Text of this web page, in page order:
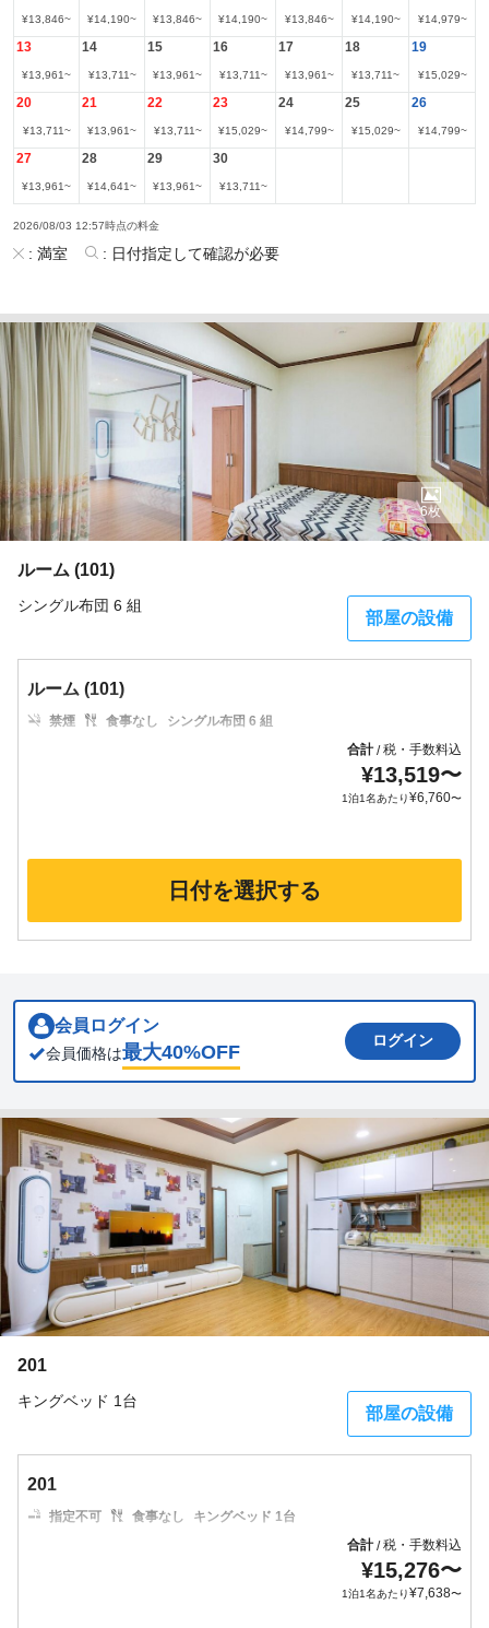
¥13,846~ ¥14,190~ ¥13,846~ ¥14,190~ ¥13,846~ ¥14,190~ ¥14,979~
13
¥13,961~
14
¥13,711~
15
¥13,961~
16
¥13,711~
17
¥13,961~
18
¥13,711~
19
¥15,029~
20
¥13,711~
21
¥13,961~
22
¥13,711~
23
¥15,029~
24
¥14,799~
25
¥15,029~
26
¥14,799~
27
¥13,961~
28
¥14,641~
29
¥13,961~
30
¥13,711~
2026/08/03 12:57時点の料金
: 満室 : 日付指定して確認が必要
ルーム (101)
シングル布団 6 組
部屋の設備
6枚
ルーム (101)
禁煙 食事なし
シングル布団 6 組
合計/税・手数料込
¥13,519〜
1泊1名あたり¥6,760〜
日付を選択する
会員ログイン
会員価格は最大40%OFF
ログイン
201
キングベッド 1台
部屋の設備
201
指定不可 食事なし
キングベッド 1台
合計/税・手数料込
¥15,276〜
1泊1名あたり¥7,638〜